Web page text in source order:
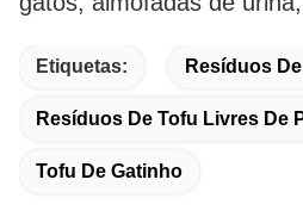
Etiquetas: Resíduos
Resíduos De Tofu Livres De
Tofu De Gatinho